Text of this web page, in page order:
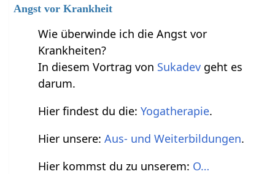
Angst vor Krankheit
Wie überwinde ich die Angst vor
Krankheiten?
In diesem Vortrag von Sukadev geht es
darum.
Hier findest du die:Yogatherapie.
Hier unsere:Aus- und Weiterbildungen.
Hier kommst du zu unserem: O…